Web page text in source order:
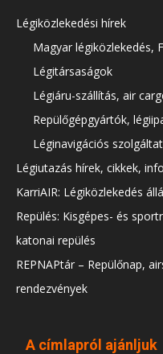
Légiközlekedési hírek
Magyar légiközlekedés,
Légitársaságok
Légiáru-szállítás, air
Repülőgépgyártók,
Léginavigációs
Légiutazás hírek, cikkek,
KarriAIR: Légiközlekedés
Repülés: Kisgépes- és
katonai repülés
REPNAPtár – Repülőnap,
rendezvények
A címlapról ajánljuk